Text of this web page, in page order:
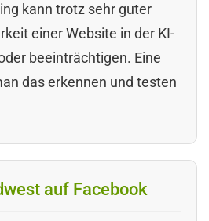
kann trotz sehr guter
einer Website in der KI-
beeinträchtigen. Eine
das erkennen und testen
auf Facebook